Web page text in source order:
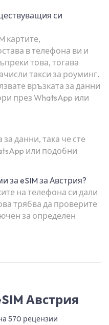
си
картите,
в телефона ви и
това, тогава
такси за роуминг.
връзката за данни
през WhatsApp или
данни, така че сте
или подобни
за eSIM за Австрия?
на телефона си дали
трябва да проверите
за определен
Австрия
570 рецензии